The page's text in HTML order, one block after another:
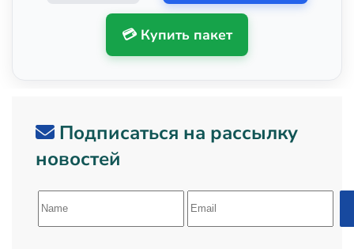
💳 Купить пакет
Подписаться на рассылку
новостей